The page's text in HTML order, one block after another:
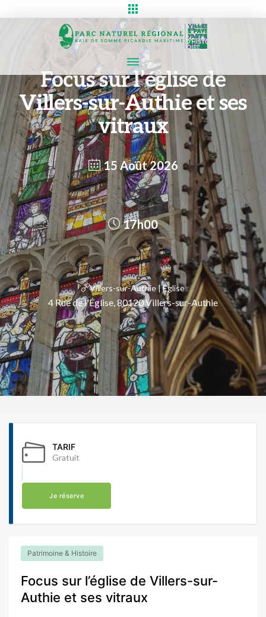
Focus sur l’église de
Villers-sur-Authie et ses
vitraux
15 Août 2026
17h00
Villers-sur-Authie | Eglise
4 Rue de l'Église, 80120 Villers-sur-Authie
TARIF
Gratuit
Je réserve
Patrimoine & Histoire
Focus sur l’église de Villers-sur-
Authie et ses vitraux